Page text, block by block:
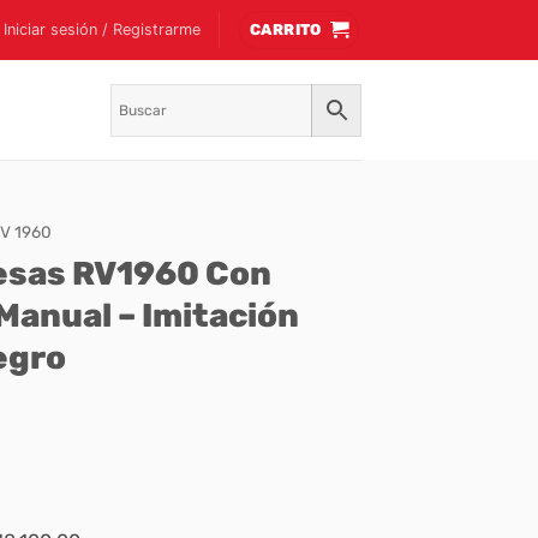
Iniciar sesión / Registrarme CARRITO
1960
RV1960 Con
– Imitación